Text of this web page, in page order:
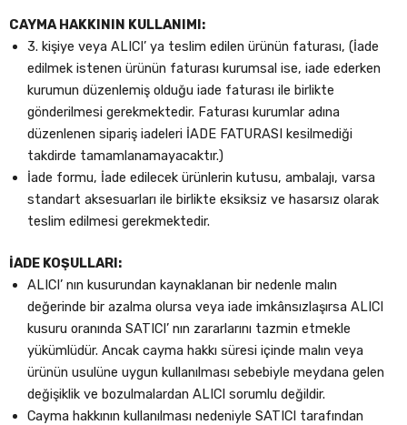
CAYMA HAKKININ KULLANIMI:
3. kişiye veya ALICI’ ya teslim edilen ürünün faturası, (İade
edilmek istenen ürünün faturası kurumsal ise, iade ederken
kurumun düzenlemiş olduğu iade faturası ile birlikte
gönderilmesi gerekmektedir. Faturası kurumlar adına
düzenlenen sipariş iadeleri İADE FATURASI kesilmediği
takdirde tamamlanamayacaktır.)
İade formu, İade edilecek ürünlerin kutusu, ambalajı, varsa
standart aksesuarları ile birlikte eksiksiz ve hasarsız olarak
teslim edilmesi gerekmektedir.
İADE KOŞULLARI:
ALICI’ nın kusurundan kaynaklanan bir nedenle malın
değerinde bir azalma olursa veya iade imkânsızlaşırsa ALICI
kusuru oranında SATICI’ nın zararlarını tazmin etmekle
yükümlüdür. Ancak cayma hakkı süresi içinde malın veya
ürünün usulüne uygun kullanılması sebebiyle meydana gelen
değişiklik ve bozulmalardan ALICI sorumlu değildir.
Cayma hakkının kullanılması nedeniyle SATICI tarafından